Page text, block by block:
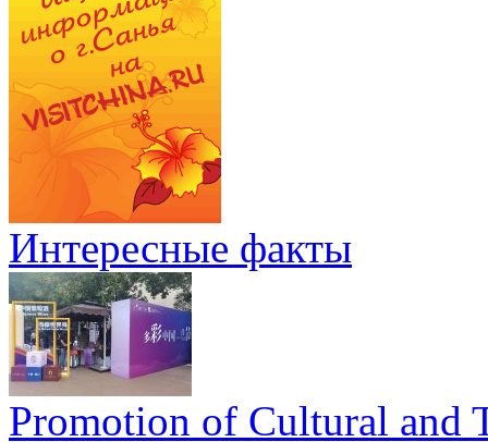
Интересные факты
Promotion of Cultural and